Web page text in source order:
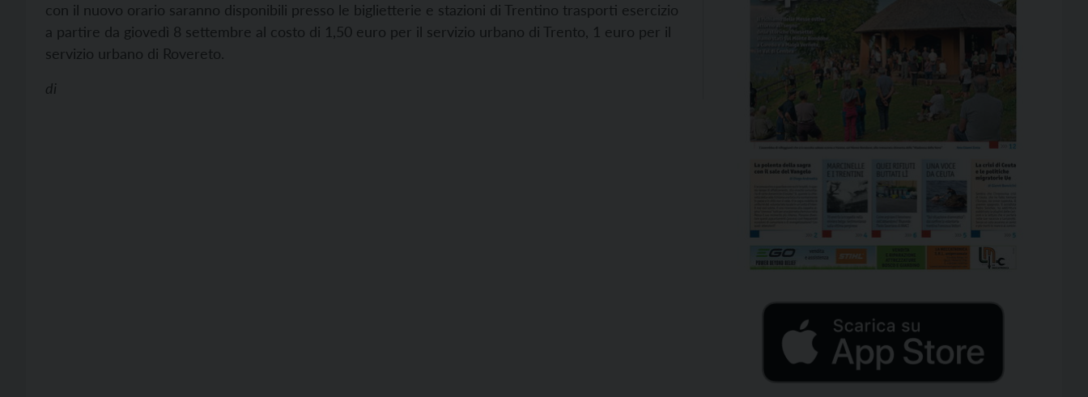
con il nuovo orario saranno disponibili presso le biglietterie e stazioni di Trentino trasporti esercizio
a partire da giovedì 8 settembre al costo di 1,50 euro per il servizio urbano di Trento, 1 euro per il
servizio urbano di Rovereto.
di